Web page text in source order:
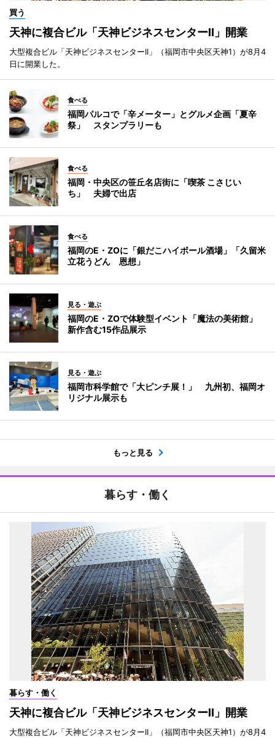
買う
天神に複合ビル「天神ビジネスセンターII」開業
大型複合ビル「天神ビジネスセンターII」（福岡市中央区天神1）が8月4
日に開業した。
食べる
福岡パルコで「辛メーター」とグルメ企画「夏辛
祭」 スタンプラリーも
食べる
福岡・中央区の笹丘名店街に「喫茶 こさじい
ち」 夫婦で出店
食べる
福岡のE・ZOに「銀だこハイボール酒場」「久留米
立花うどん 恩想」
見る・遊ぶ
福岡のE・ZOで体験型イベント「魔法の美術館」
新作含む15作品展示
見る・遊ぶ
福岡市科学館で「大ピンチ展！」 九州初、福岡オ
リジナル展示も
もっと見る
暮らす・働く
暮らす・働く
天神に複合ビル「天神ビジネスセンターII」開業
大型複合ビル「天神ビジネスセンターII」（福岡市中央区天神1）が8月4